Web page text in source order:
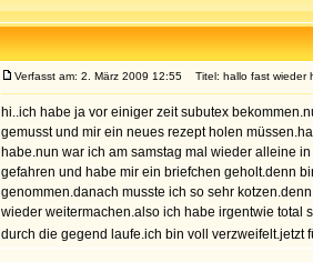
Verfasst am: 2. März 2009 12:55 Titel: hallo fast wieder
hi..ich habe ja vor einiger zeit subutex
gemusst und mir ein neues rezept holen
habe.nun war ich am samstag mal wieder alleine
gefahren und habe mir ein briefchen geholt.denn
genommen.danach musste ich so sehr
wieder weitermachen.also ich habe irgentwie total
durch die gegend laufe.ich bin voll